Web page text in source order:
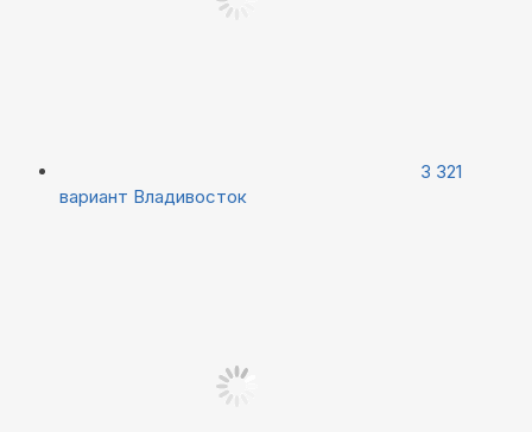
3 321
вариант Владивосток